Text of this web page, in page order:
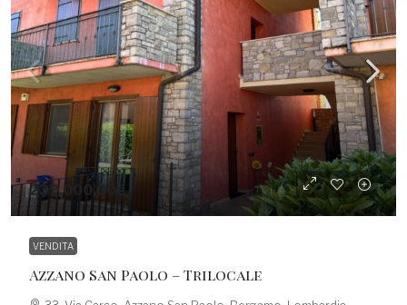
239.000,00€
VENDITA
Azzano San Paolo – Trilocale